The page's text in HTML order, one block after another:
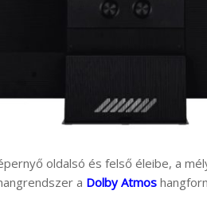
oldalsó és felső éleibe, a
a Dolby Atmos